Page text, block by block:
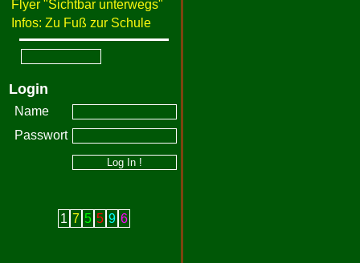
Flyer "Sichtbar unterwegs"
Infos: Zu Fuß zur Schule
Login
Name
Passwort
1 7 5 5 9 6